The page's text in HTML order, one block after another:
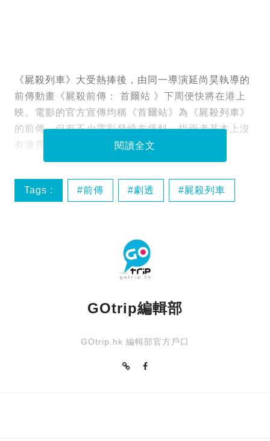
《屍殺列車》大受熱捧後，由同一導演延尚昊執導的
前傳動畫《屍殺前傳： 首爾站 》下周便快將在港上
映。電影的官方宣傳均稱《首爾站》為《屍殺列車》
的前傳，但有不少電影發燒友爆料，指兩者基本上沒
有連貫性，這部動畫電影相當有嫌疑！
閱讀全文
Tags : 前傳 劇透 屍殺列車
GOtrip編輯部
GOtrip.hk 編輯部官方戶口